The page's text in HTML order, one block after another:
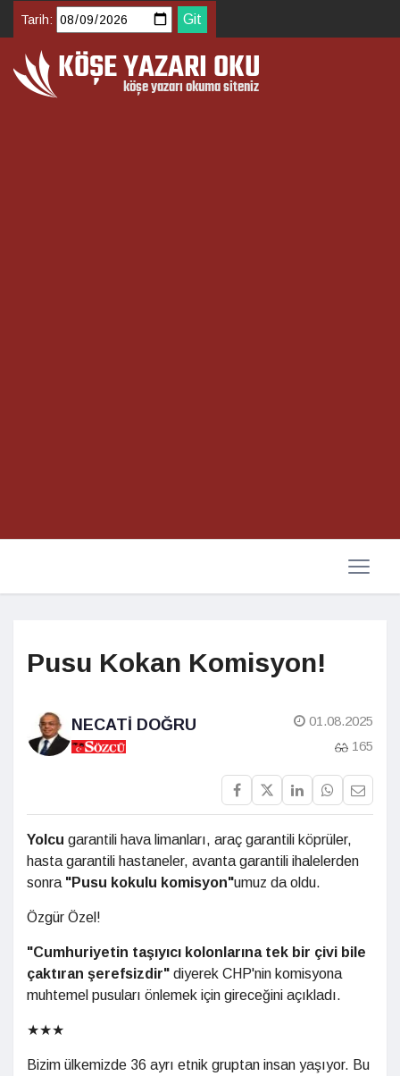
Tarih:
Pusu Kokan Komisyon!
NECATI DOĞRU
01.08.2025
165
Yolcu garantili hava limanları, araç garantili köprüler,
hasta garantili hastaneler, avanta garantili ihalelerden
sonra "Pusu kokulu komisyon"umuz da oldu.
Özgür Özel!
"Cumhuriyetin taşıyıcı kolonlarına tek bir çivi bile
çaktıran şerefsizdir" diyerek CHP'nin komisyona
muhtemel pusuları önlemek için gireceğini açıkladı.
★★★
Bizim ülkemizde 36 ayrı etnik gruptan insan yaşıyor. Bu